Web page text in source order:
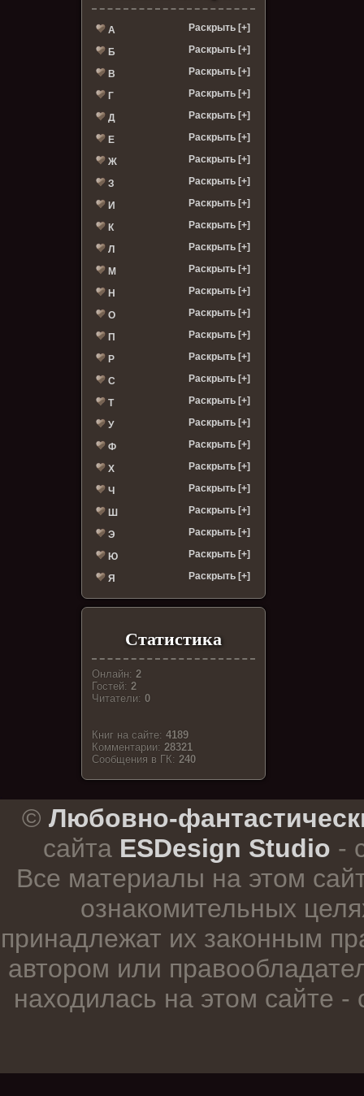
А Раскрыть [+]
Б Раскрыть [+]
В Раскрыть [+]
Г Раскрыть [+]
Д Раскрыть [+]
Е Раскрыть [+]
Ж Раскрыть [+]
З Раскрыть [+]
И Раскрыть [+]
К Раскрыть [+]
Л Раскрыть [+]
М Раскрыть [+]
Н Раскрыть [+]
О Раскрыть [+]
П Раскрыть [+]
Р Раскрыть [+]
С Раскрыть [+]
Т Раскрыть [+]
У Раскрыть [+]
Ф Раскрыть [+]
Х Раскрыть [+]
Ч Раскрыть [+]
Ш Раскрыть [+]
Э Раскрыть [+]
Ю Раскрыть [+]
Я Раскрыть [+]
Статистика
Онлайн:2
Гостей:2
Читатели:0
Книг на сайте:4189
Комментарии:28321
Cообщения в ГК:240
© Любовно-
сайта ESDesign Studio -
Все материалы на этом
ознакомительных
принадлежат их законным
автором или
находилась на этом сайте